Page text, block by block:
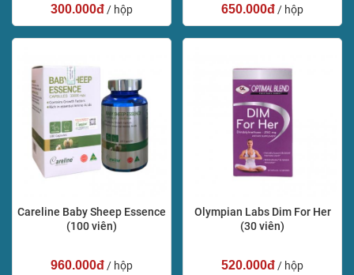
300.000đ / hộp 650.000đ / hộp
Careline Baby Sheep Essence
(100 viên)
960.000đ / hộp
Olympian Labs Dim For Her
(30 viên)
520.000đ / hộp